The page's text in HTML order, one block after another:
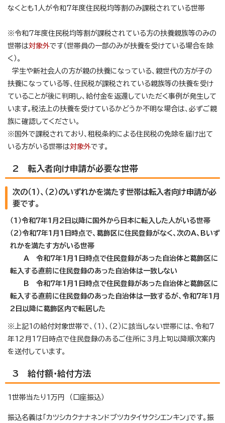
なくとも1人が令和7年度住民税均等割のみ課税されている世帯
※令和7年度住民税均等割が課税されている方の扶養親族等のみの
世帯は対象外です（世帯員の一部のみが扶養を受けている場合を除
く）。
学生や新社会人の方が親の扶養になっている、親世代の方が子の
扶養になっている等、住民税が課税されている親族等の扶養を受け
ていることが後に判明し、給付金を返還していただく事例が発生して
います。税法上の扶養を受けているかどうか不明な場合は、必ずご親
族に確認してください。
※国外で課税されており、租税条約による住民税の免除を届け出て
いる方がいる世帯は対象外です。
2 転入者向け申請が必要な世帯
次の（1）、（2）のいずれかを満たす世帯は転入者向け申請が必
要です。
（1）令和7年1月2日以降に国外から日本に転入した人がいる世帯
（2）令和7年1月1日時点で、葛飾区に住民登録がなく、次のA、Bいず
れかを満たす方がいる世帯
A 令和7年1月1日時点で住民登録があった自治体と葛飾区に
転入する直前に住民登録のあった自治体は一致しない
B 令和7年1月1日時点で住民登録があった自治体と葛飾区に
転入する直前に住民登録のあった自治体は一致するが、令和7年1月
2日以降に葛飾区内で転居した
※上記1の給付対象世帯で、（1）、（2）に該当しない世帯には、令和7
年12月17日時点で住民登録のあるご住所に3月上旬以降順次案内
を送付しています。
3 給付額・給付方法
1世帯当たり1万円 （口座振込）
振込名義は「カツシカクナナネンドブツカタイサクシエンキン」です。振